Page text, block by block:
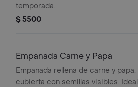
temporada.
$ 5500
Empanada Carne y Papa
Empanada rellena de carne y papa,
cubierta con semillas visibles. Ideal